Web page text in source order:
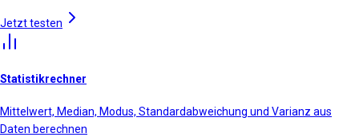
Jetzt testen
Statistikrechner
Mittelwert, Median, Modus, Standardabweichung und Varianz aus
Daten berechnen